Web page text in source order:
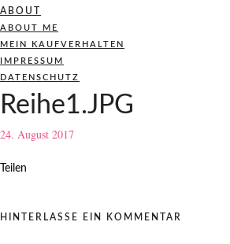
ABOUT
ABOUT ME
MEIN KAUFVERHALTEN
IMPRESSUM
DATENSCHUTZ
Reihe1.JPG
24. August 2017
Teilen
HINTERLASSE EIN KOMMENTAR